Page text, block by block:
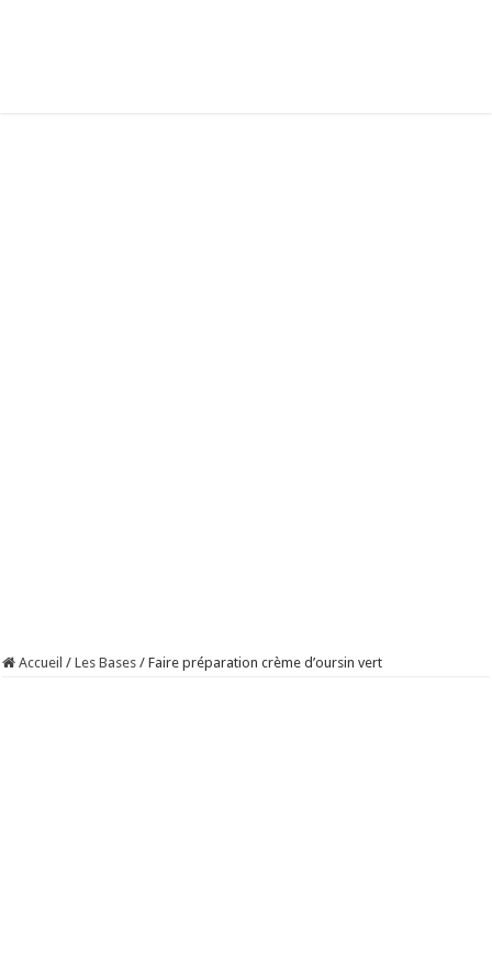
Accueil / Les Bases / Faire préparation crème d’oursin vert